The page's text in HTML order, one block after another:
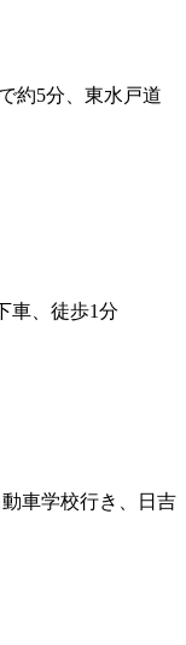
約5分、東水戸道
車、徒歩1分
車学校行き、日吉